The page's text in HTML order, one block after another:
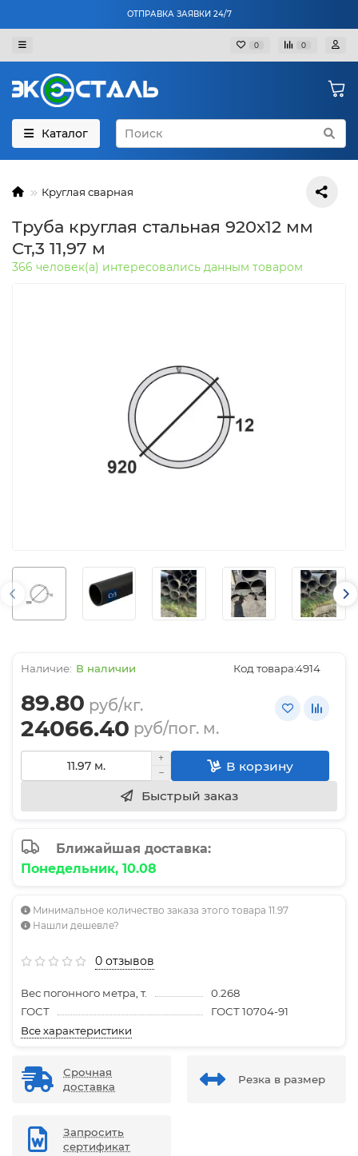
ОТПРАВКА ЗАЯВКИ 24/7
0 0
Каталог
Круглая сварная
Труба круглая стальная 920х12 мм
Ст,3 11,97 м
366 человек(а) интересовались данным товаром
В наличии Код товара:4914
89.80 руб/кг.
24066.40 руб/пог. м.
В корзину
Быстрый заказ
Ближайшая доставка:
Понедельник, 10.08
Минимальное количество заказа этого товара 11.97
Нашли дешевле?
0 отзывов
Вес погонного метра, т.
0.268
ГОСТ
ГОСТ 10704-91
Все характеристики
Срочная
доставка
Резка в размер
Запросить
сертификат